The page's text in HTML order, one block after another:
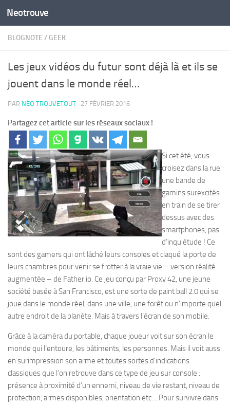
Skip to content
Neotrouve
BLOGNOTE / GEEK
Les jeux vidéos du futur sont déjà là et ils se
jouent dans le monde réel…
PAR NÉO TROUVETOUT · 27 FÉVRIER 2016
Partagez cet article sur les réseaux sociaux !
Si cet été, vous
croisez dans la rue
une bande de
gamins surexcités
en train de se tirer
dessus avec des
smartphones, pas
d’inquiétude ! Ce
sont des gamers qui ont lâché leurs consoles et claqué la porte de
leurs chambres pour venir se frotter à la vraie vie – version réalité
augmentée – de Father.io. Ce jeu conçu par Proxy 42, une jeune
société basée à San Francisco, est une sorte de paint ball 2.0 qui se
joue dans le monde réel, dans une ville, une forêt ou n’importe quel
autre endroit de la planète. Mais à travers l’écran de son mobile.
Grâce à la caméra du portable, chaque joueur voit sur son écran le
monde qui l’entoure, les bâtiments, les personnes. Mais il voit aussi
en surimpression son arme et toutes sortes d’indications
classiques que l’on retrouve dans ce type de jeu sur console :
présence à proximité d’un ennemi, niveau de vie restant, niveau de
protection, armes disponibles, orientation etc… Pour survivre dans